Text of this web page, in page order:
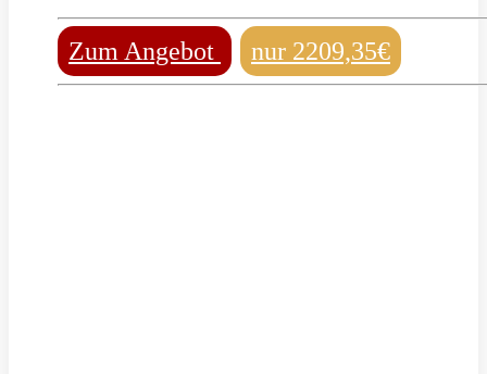
Zum Angebot nur 2209,35€